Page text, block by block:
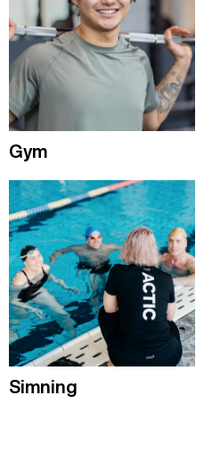
Gym
Simning